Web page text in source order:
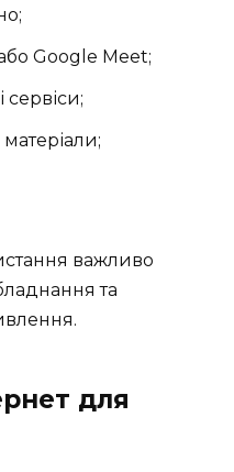
Google Meet;
сервіси;
важливо
та
для